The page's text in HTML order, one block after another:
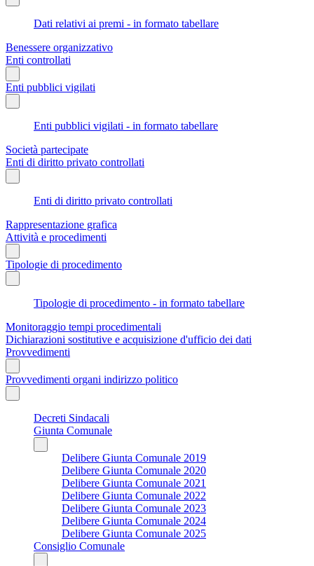
Dati relativi ai premi - in formato tabellare
Benessere organizzativo
Enti controllati
Enti pubblici vigilati
Enti pubblici vigilati - in formato tabellare
Società partecipate
Enti di diritto privato controllati
Enti di diritto privato controllati
Rappresentazione grafica
Attività e procedimenti
Tipologie di procedimento
Tipologie di procedimento - in formato tabellare
Monitoraggio tempi procedimentali
Dichiarazioni sostitutive e acquisizione d'ufficio dei dati
Provvedimenti
Provvedimenti organi indirizzo politico
Decreti Sindacali
Giunta Comunale
Delibere Giunta Comunale 2019
Delibere Giunta Comunale 2020
Delibere Giunta Comunale 2021
Delibere Giunta Comunale 2022
Delibere Giunta Comunale 2023
Delibere Giunta Comunale 2024
Delibere Giunta Comunale 2025
Consiglio Comunale